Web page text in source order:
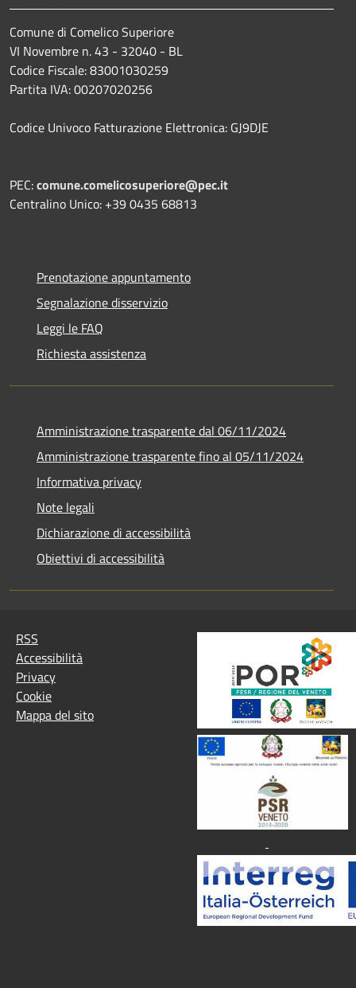
Comune di Comelico Superiore
VI Novembre n. 43 - 32040 - BL
Codice Fiscale: 83001030259
Partita IVA: 00207020256
Codice Univoco Fatturazione Elettronica: GJ9DJE
PEC:comune.comelicosuperiore@pec.it
Centralino Unico: +39 0435 68813
Prenotazione appuntamento
Segnalazione disservizio
Leggi le FAQ
Richiesta assistenza
Amministrazione trasparente dal 06/11/2024
Amministrazione trasparente fino al 05/11/2024
Informativa privacy
Note legali
Dichiarazione di accessibilità
Obiettivi di accessibilità
RSS
Accessibilità
Privacy
Cookie
Mappa del sito